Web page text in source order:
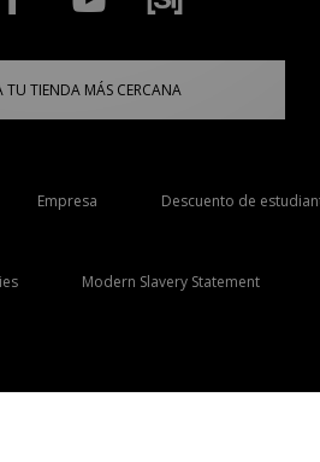
TU TIENDA MÁS CERCANA
Empresa Descuento de
Modern Slavery Statement